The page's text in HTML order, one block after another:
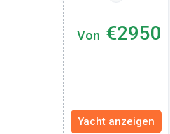
Von €2950
Yacht anzeigen